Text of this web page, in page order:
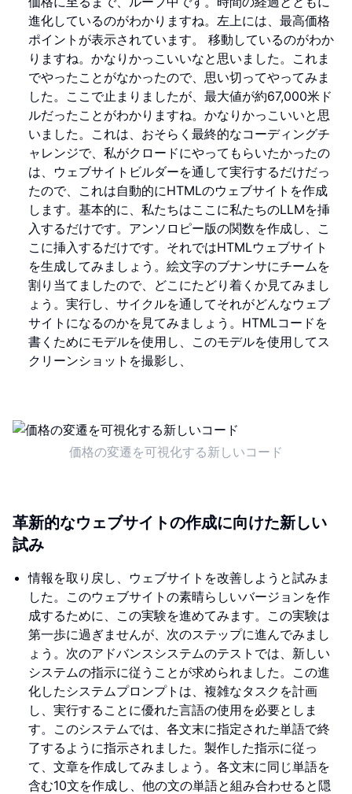
進化しているのがわかりますね。左上には、最高価格
ポイントが表示されています。 移動しているのがわか
りますね。かなりかっこいいなと思いました。これま
でやったことがなかったので、思い切ってやってみま
した。ここで止まりましたが、最大値が約67,000米ド
ルだったことがわかりますね。かなりかっこいいと思
いました。これは、おそらく最終的なコーディングチ
ャレンジで、私がクロードにやってもらいたかったの
は、ウェブサイトビルダーを通して実行するだけだっ
たので、これは自動的にHTMLのウェブサイトを作成
します。基本的に、私たちはここに私たちのLLMを挿
入するだけです。アンソロピー版の関数を作成し、こ
こに挿入するだけです。それではHTMLウェブサイト
を生成してみましょう。絵文字のブナンサにチームを
割り当てましたので、どこにたどり着くか見てみまし
ょう。実行し、サイクルを通してそれがどんなウェブ
サイトになるのかを見てみましょう。HTMLコードを
書くためにモデルを使用し、このモデルを使用してス
クリーンショットを撮影し、
価格の変遷を可視化する新しいコード
革新的なウェブサイトの作成に向けた新しい
試み
情報を取り戻し、ウェブサイトを改善しようと試みま
した。このウェブサイトの素晴らしいバージョンを作
成するために、この実験を進めてみます。この実験は
第一歩に過ぎませんが、次のステップに進んでみまし
ょう。次のアドバンスシステムのテストでは、新しい
システムの指示に従うことが求められました。この進
化したシステムプロンプトは、複雑なタスクを計画
し、実行することに優れた言語の使用を必要としま
す。このシステムでは、各文末に指定された単語で終
了するように指示されました。製作した指示に従っ
て、文章を作成してみましょう。各文末に同じ単語を
含む10文を作成し、他の文の単語と組み合わせると隠